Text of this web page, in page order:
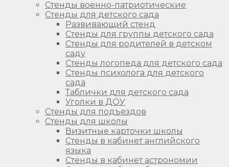
Стенды военно-патриотические
Стенды для детского сада
Развивающий стенд
Стенды для группы детского сада
Стенды для родителей в детском
саду
Стенды логопеда для детского сада
Стенды психолога для детского
сада
Таблички для детского сада
Уголки в ДОУ
Стенды для подъездов
Стенды для школы
Визитные карточки школы
Стенды в кабинет английского
языка
Стенды в кабинет астрономии